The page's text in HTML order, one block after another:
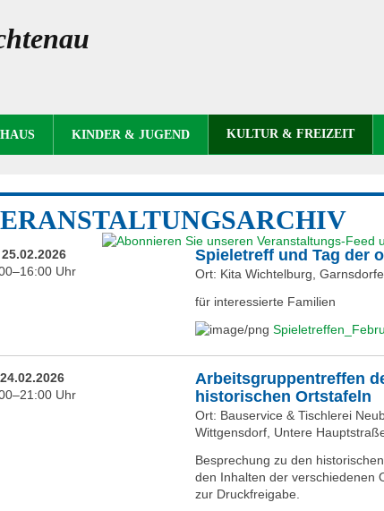
KINDER & JUGEND KULTUR & FREIZEIT
Uhr
Spieletreff und Tag der
Ort: Kita Wichtelburg,
für interessierte Familien
Uhr
Arbeitsgruppentreffen
historischen Ortstafeln
Ort: Bauservice & Tischlerei
Wittgensdorf, Untere
Besprechung zu den
den Inhalten der verschiedenen
zur Druckfreigabe.